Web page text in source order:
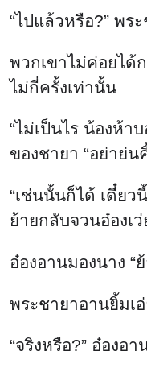
“ไปแล้วหรือ?” พร
พวกเขาไม่ค่อยได้
ไม่กี่ครั้งเท่านั้น